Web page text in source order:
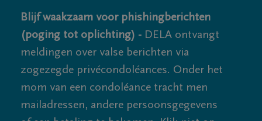
Blijf waakzaam voor phishingberichten
(poging tot oplichting) - DELA ontvangt
meldingen over valse berichten via
zogezegde privécondoléances. Onder het
mom van een condoléance tracht men
mailadressen, andere persoonsgegevens